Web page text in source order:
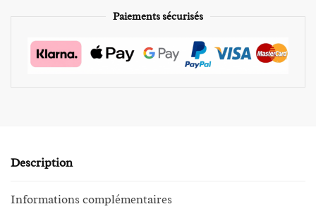
Paiements sécurisés
Description
Informations complémentaires